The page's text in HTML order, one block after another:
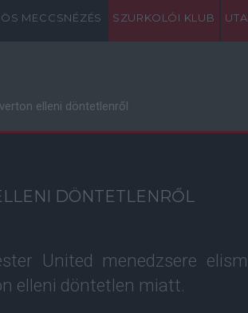
MECCSNÉZÉS SZURKOLÓI KLUB
elleni döntetlenről
DÖNTETLENRŐL
United menedzsere
elleni döntetlen miatt.